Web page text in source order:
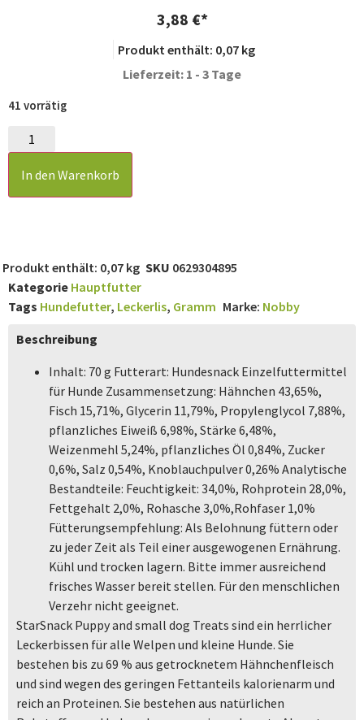
3,88 €
Produkt enthält: 0,07 kg
Lieferzeit: 1 - 3 Tage
41 vorrätig
In den Warenkorb
Produkt enthält: 0,07 kg SKU 0629304895
Kategorie Hauptfutter
Tags Hundefutter, Leckerlis, Gramm Marke: Nobby
Beschreibung
Inhalt: 70 g Futterart: Hundesnack Einzelfuttermittel
für Hunde Zusammensetzung: Hähnchen 43,65%,
Fisch 15,71%, Glycerin 11,79%, Propylenglycol 7,88%,
pflanzliches Eiweiß 6,98%, Stärke 6,48%,
Weizenmehl 5,24%, pflanzliches Öl 0,84%, Zucker
0,6%, Salz 0,54%, Knoblauchpulver 0,26% Analytische
Bestandteile: Feuchtigkeit: 34,0%, Rohprotein 28,0%,
Fettgehalt 2,0%, Rohasche 3,0%,Rohfaser 1,0%
Fütterungsempfehlung: Als Belohnung füttern oder
zu jeder Zeit als Teil einer ausgewogenen Ernährung.
Kühl und trocken lagern. Bitte immer ausreichend
frisches Wasser bereit stellen. Für den menschlichen
Verzehr nicht geeignet.
StarSnack Puppy and small dog Treats sind ein herrlicher
Leckerbissen für alle Welpen und kleine Hunde. Sie
bestehen bis zu 69 % aus getrocknetem Hähnchenfleisch
und sind wegen des geringen Fettanteils kalorienarm und
reich an Proteinen. Sie bestehen aus natürlichen